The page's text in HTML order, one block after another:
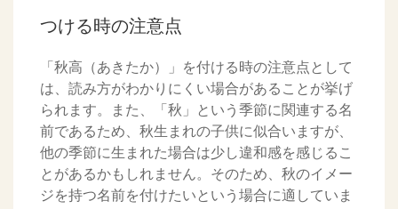
つける時の注意点
「秋高（あきたか）」を付ける時の注意点として
は、読み方がわかりにくい場合があることが挙げ
られます。また、「秋」という季節に関連する名
前であるため、秋生まれの子供に似合いますが、
他の季節に生まれた場合は少し違和感を感じるこ
とがあるかもしれません。そのため、秋のイメー
ジを持つ名前を付けたいという場合に適していま